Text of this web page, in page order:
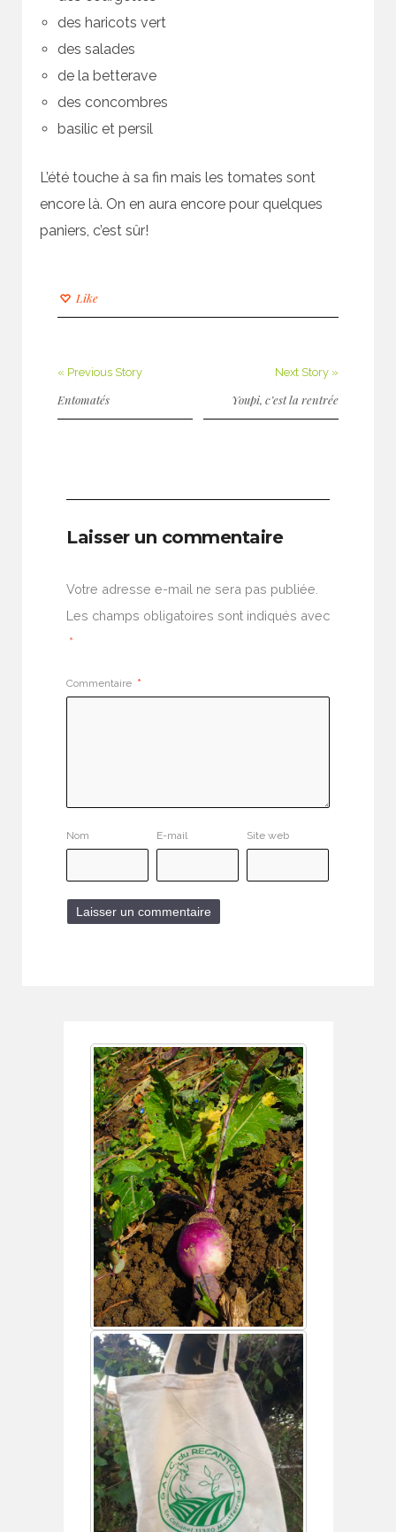
des haricots vert
des salades
de la betterave
des concombres
basilic et persil
L’été touche à sa fin mais les tomates sont
encore là. On en aura encore pour quelques
paniers, c’est sûr!
Like
« Previous Story
Entomatés
Next Story »
Youpi, c’est la rentrée
Laisser un commentaire
Votre adresse e-mail ne sera pas publiée.
Les champs obligatoires sont indiqués avec
*
Commentaire *
Nom E-mail Site web